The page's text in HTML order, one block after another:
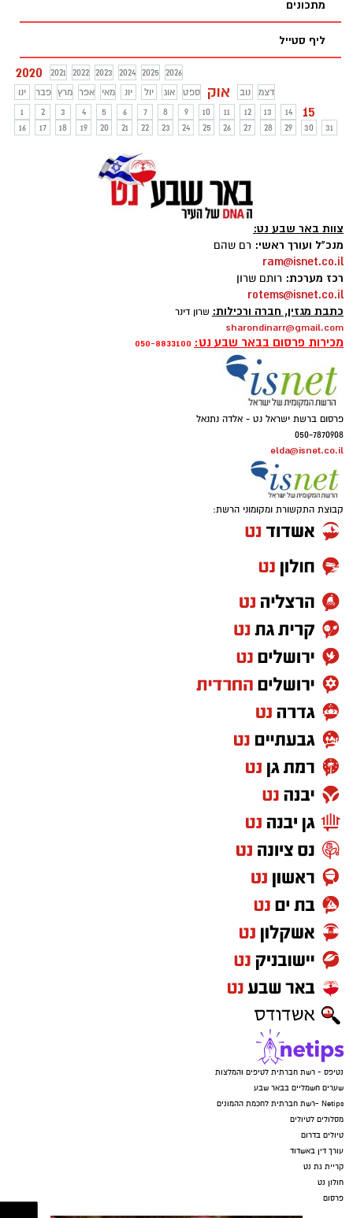
מתכונים
ליף סטייל
2020 2021 2022 2023 2024 2025
2026
ינו
פבר מרץ אפר מאי יונ יול אוג ספט אוק נוב
דצמ
1
2 3 4 5 6 7 8 9 10 11 12 13 14 15
16 17 18 19 20 21 22 23 24 25 26 27 28 29 30 31
צוות באר שבע נט:
מנכ"ל ועורך ראשי: רם שהם
ram@isnet.co.il
רכז מערכת: רותם שרון
rotems@isnet.co.il
כתבת מגזין, חברה ורכילות: שרון דינר
sharondinarr@gmail.com
מכירות פרסום בבאר שבע נט: 050-8833100
פרסום ברשת ישראל נט - אלדה נתנאל
050-7870908
elda@isnet.co.il
קבוצת התקשורת ומקומוני הרשת:
נטיפס - רשת חברתית לטיפים והמלצות
שערים חשמליים בבאר שבע
Netips -רשת חברתית לחכמת ההמונים
מסלולים לטיולים
טיולים בדרום
עורך דין באשדוד
קריית גת נט
חולון נט
פרסום